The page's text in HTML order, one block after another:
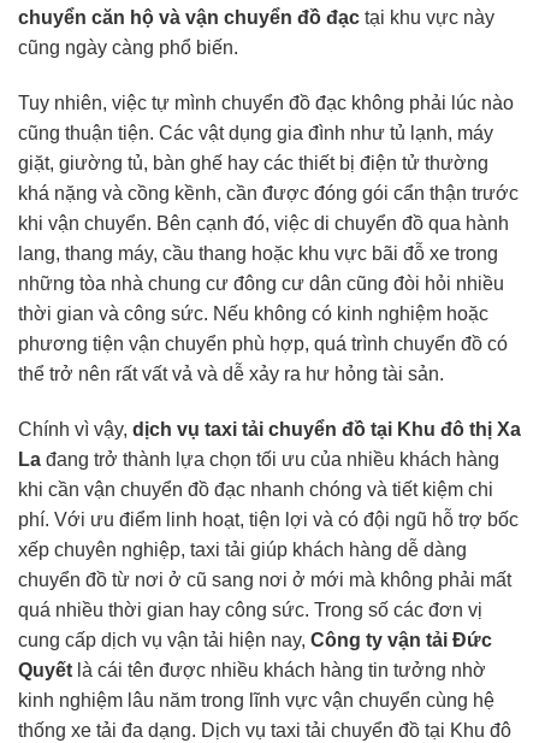
chuyển căn hộ và vận chuyển đồ đạc tại khu vực này
cũng ngày càng phổ biến.
Tuy nhiên, việc tự mình chuyển đồ đạc không phải lúc nào
cũng thuận tiện. Các vật dụng gia đình như tủ lạnh, máy
giặt, giường tủ, bàn ghế hay các thiết bị điện tử thường
khá nặng và cồng kềnh, cần được đóng gói cẩn thận trước
khi vận chuyển. Bên cạnh đó, việc di chuyển đồ qua hành
lang, thang máy, cầu thang hoặc khu vực bãi đỗ xe trong
những tòa nhà chung cư đông cư dân cũng đòi hỏi nhiều
thời gian và công sức. Nếu không có kinh nghiệm hoặc
phương tiện vận chuyển phù hợp, quá trình chuyển đồ có
thể trở nên rất vất vả và dễ xảy ra hư hỏng tài sản.
Chính vì vậy, dịch vụ taxi tải chuyển đồ tại Khu đô thị Xa
La đang trở thành lựa chọn tối ưu của nhiều khách hàng
khi cần vận chuyển đồ đạc nhanh chóng và tiết kiệm chi
phí. Với ưu điểm linh hoạt, tiện lợi và có đội ngũ hỗ trợ bốc
xếp chuyên nghiệp, taxi tải giúp khách hàng dễ dàng
chuyển đồ từ nơi ở cũ sang nơi ở mới mà không phải mất
quá nhiều thời gian hay công sức. Trong số các đơn vị
cung cấp dịch vụ vận tải hiện nay, Công ty vận tải Đức
Quyết là cái tên được nhiều khách hàng tin tưởng nhờ
kinh nghiệm lâu năm trong lĩnh vực vận chuyển cùng hệ
thống xe tải đa dạng. Dịch vụ taxi tải chuyển đồ tại Khu đô